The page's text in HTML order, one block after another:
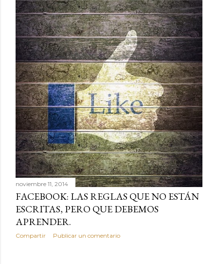
noviembre 11, 2014
FACEBOOK: LAS REGLAS QUE NO ESTÁN
ESCRITAS, PERO QUE DEBEMOS
APRENDER.
Compartir Publicar un comentario